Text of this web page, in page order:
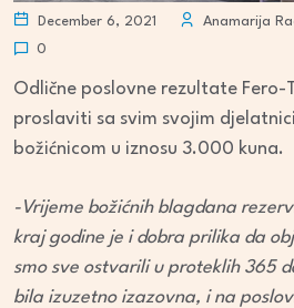
December 6, 2021 Anamarija
0
Odlične poslovne rezultate Fero-
proslaviti sa svim svojim
božićnicom u iznosu 3.000 kuna.
-Vrijeme božićnih blagdana
kraj godine je i dobra prilika da
smo sve ostvarili u proteklih 365
bila izuzetno izazovna, i na